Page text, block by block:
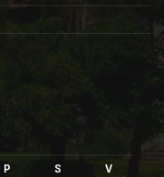
P S
V